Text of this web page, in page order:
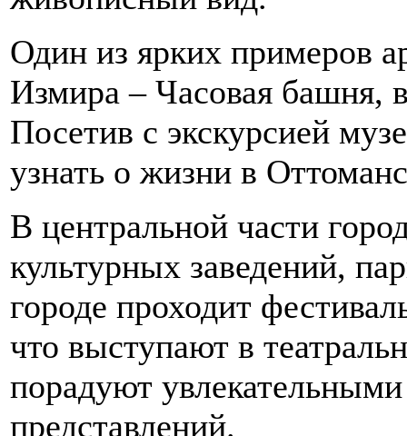
Один из ярких примеров
Измира – Часовая башня,
Посетив с экскурсией
узнать о жизни в
В центральной части
культурных заведений,
городе проходит
что выступают в
порадуют
представлений.